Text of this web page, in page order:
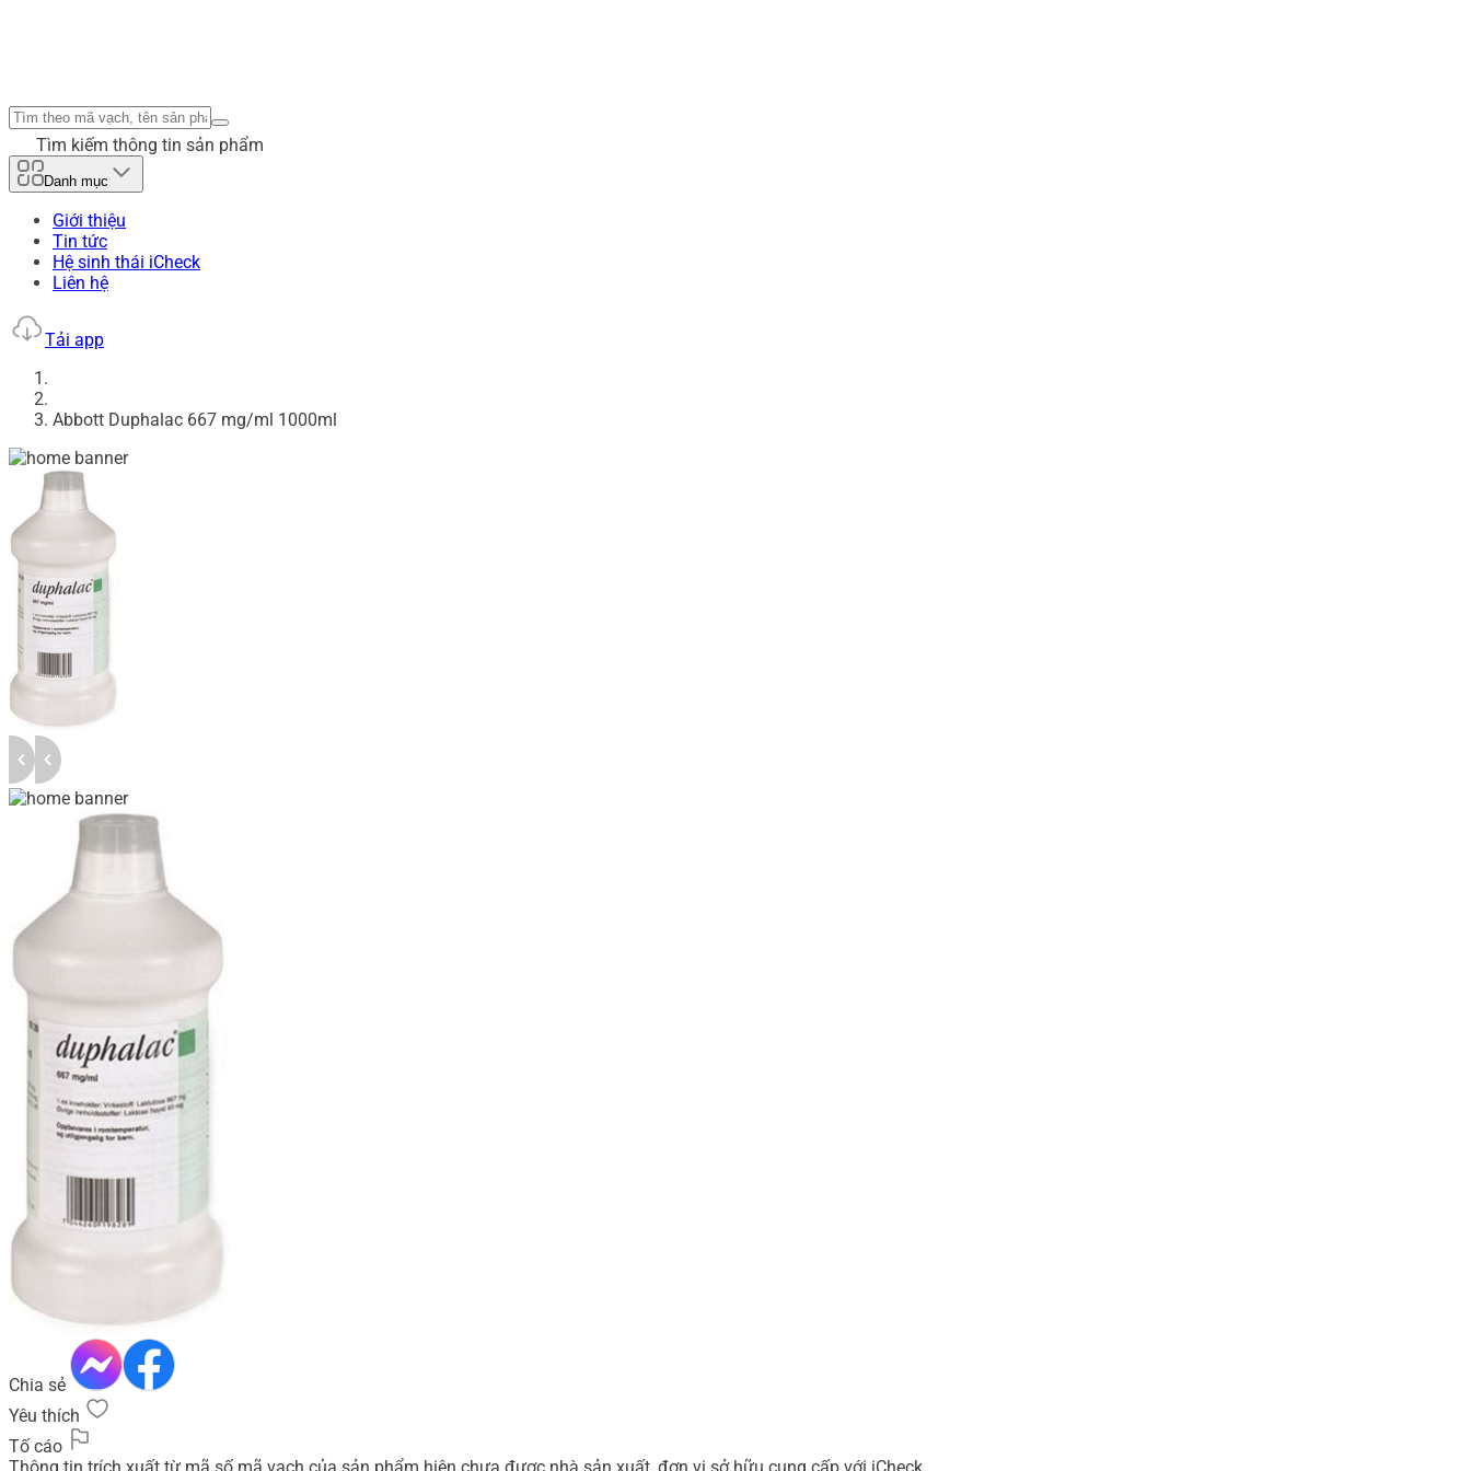
Tìm kiếm thông tin sản phẩm
Danh mục
Giới thiệu
Tin tức
Hệ sinh thái iCheck
Liên hệ
Tải app
Abbott Duphalac 667 mg/ml 1000ml
Chia sẻ
Yêu thích
Tố cáo
Thông tin trích xuất từ mã số mã vạch của sản phẩm hiện chưa được nhà sản xuất, đơn vị sở hữu cung cấp với iCheck.